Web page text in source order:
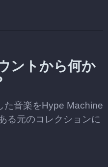
ントから何か
た音楽をHype Machine
る元のコレクションに